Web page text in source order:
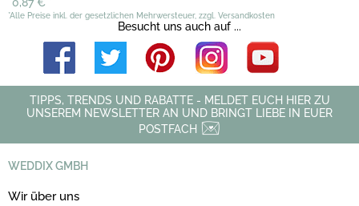
*Alle Preise inkl. der gesetzlichen Mehrwersteuer, zzgl. Versandkosten
Besucht uns auch auf ...
TIPPS, TRENDS UND RABATTE - MELDET EUCH HIER ZU
UNSEREM NEWSLETTER AN UND BRINGT LIEBE IN EUER
POSTFACH
WEDDIX GMBH
Wir über uns